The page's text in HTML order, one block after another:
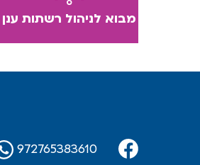
מבוא לניהול רשתות ענן
972765383610